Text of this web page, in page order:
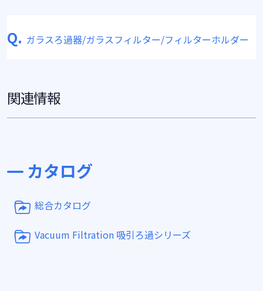
Q. ガラスろ過器/ガラスフィルター/フィルターホルダー
関連情報
カタログ
総合カタログ
Vacuum Filtration 吸引ろ過シリーズ